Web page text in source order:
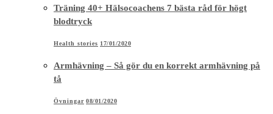
Träning 40+ Hälsocoachens 7 bästa råd för högt
blodtryck
Health stories 17/01/2020
Armhävning – Så gör du en korrekt armhävning på
tå
Övningar 08/01/2020